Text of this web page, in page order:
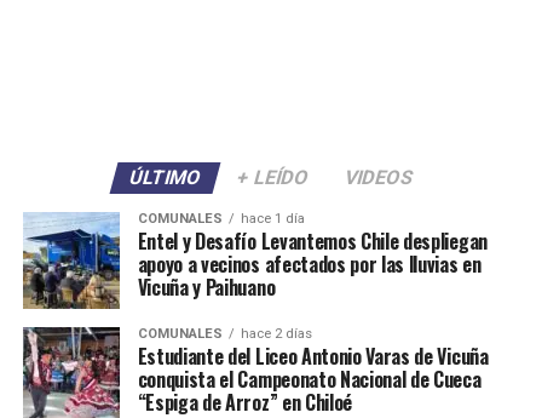
ÚLTIMO + LEÍDO VIDEOS
COMUNALES hace 1 día
Entel y Desafío Levantemos Chile despliegan
apoyo a vecinos afectados por las lluvias en
Vicuña y Paihuano
COMUNALES hace 2 días
Estudiante del Liceo Antonio Varas de Vicuña
conquista el Campeonato Nacional de Cueca
“Espiga de Arroz” en Chiloé